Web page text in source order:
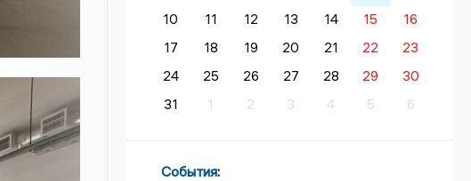
10
11 12 13 14 15
16
17
18 19 20 21 22
23
24
25 26 27 28 29
30
31
1 2 3 4 5 6
События: